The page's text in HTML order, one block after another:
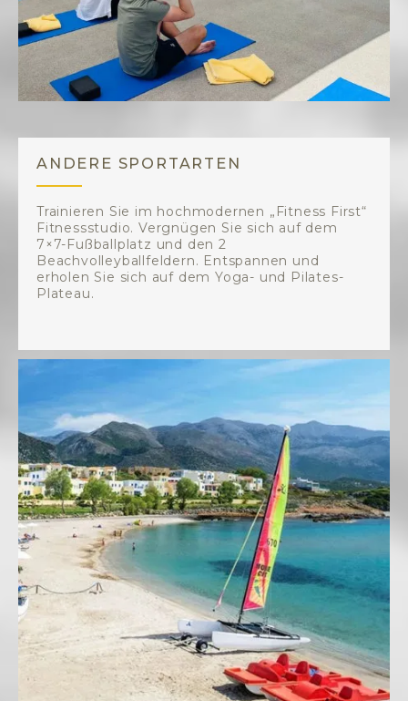
ANDERE SPORTARTEN
Trainieren Sie im hochmodernen „Fitness First“
Fitnessstudio. Vergnügen Sie sich auf dem
7×7-Fußballplatz und den 2
Beachvolleyballfeldern. Entspannen und
erholen Sie sich auf dem Yoga- und Pilates-
Plateau.